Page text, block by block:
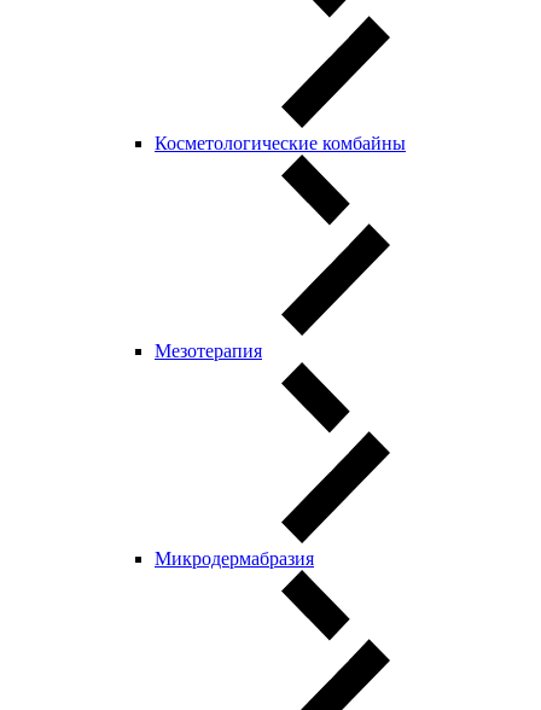
Косметологические комбайны
Мезотерапия
Микродермабразия